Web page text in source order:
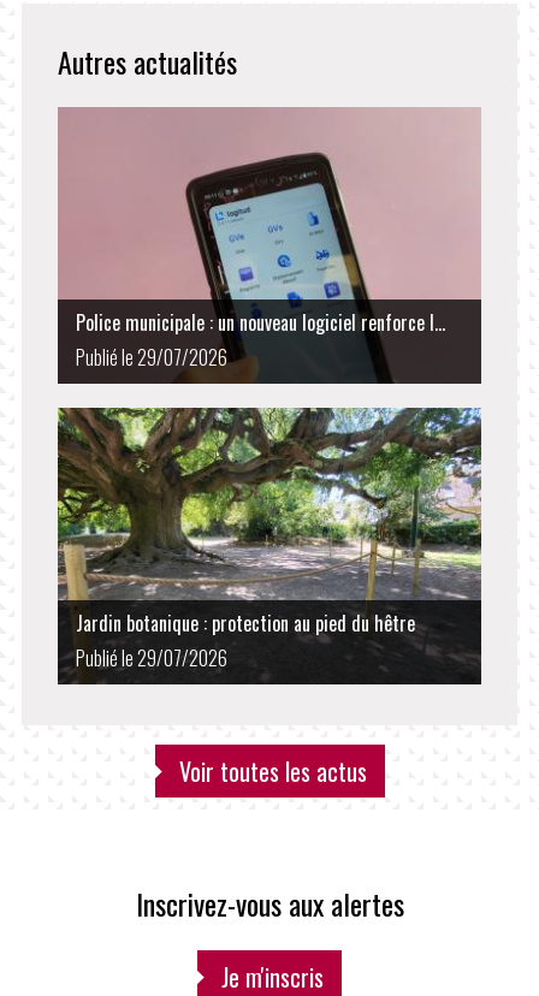
Autres actualités
Police municipale : un nouveau logiciel renforce l...
Publié le 29/07/2026
Jardin botanique : protection au pied du hêtre
Publié le 29/07/2026
Voir toutes les actus
Inscrivez-vous aux alertes
Je m'inscris